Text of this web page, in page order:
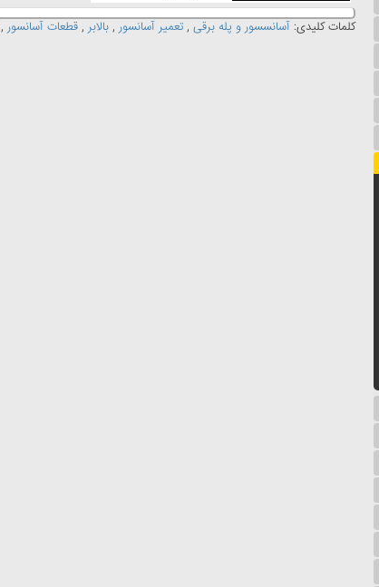
کلمات کلیدی: آسانسسور و پله برقی , تعمیر آسانسور , بالابر , قطعات آسانسور ,